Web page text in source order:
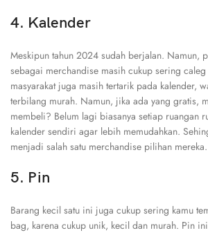
4. Kalender
Meskipun tahun 2024 sudah berjalan. Namun,
sebagai merchandise masih cukup sering
masyarakat juga masih tertarik pada kalender,
terbilang murah. Namun, jika ada yang gratis,
membeli? Belum lagi biasanya setiap ruangan
kalender sendiri agar lebih memudahkan.
menjadi salah satu merchandise pilihan mereka.
5. Pin
Barang kecil satu ini juga cukup sering kamu
bag, karena cukup unik, kecil dan murah. Pin